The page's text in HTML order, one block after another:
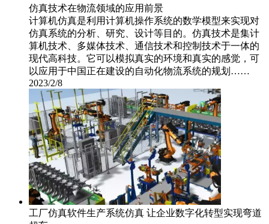
仿真技术在物流领域的应用前景
计算机仿真是利用计算机操作系统的数学模型来实现对
仿真系统的分析、研究、设计等目的。仿真技术是集计
算机技术、多媒体技术、通信技术和控制技术于一体的
现代高科技。它可以模拟真实的环境和真实的感觉，可
以应用于中国正在建设的自动化物流系统的规划……
2023/2/8
工厂仿真软件生产系统仿真 让企业数字化转型实现弯道